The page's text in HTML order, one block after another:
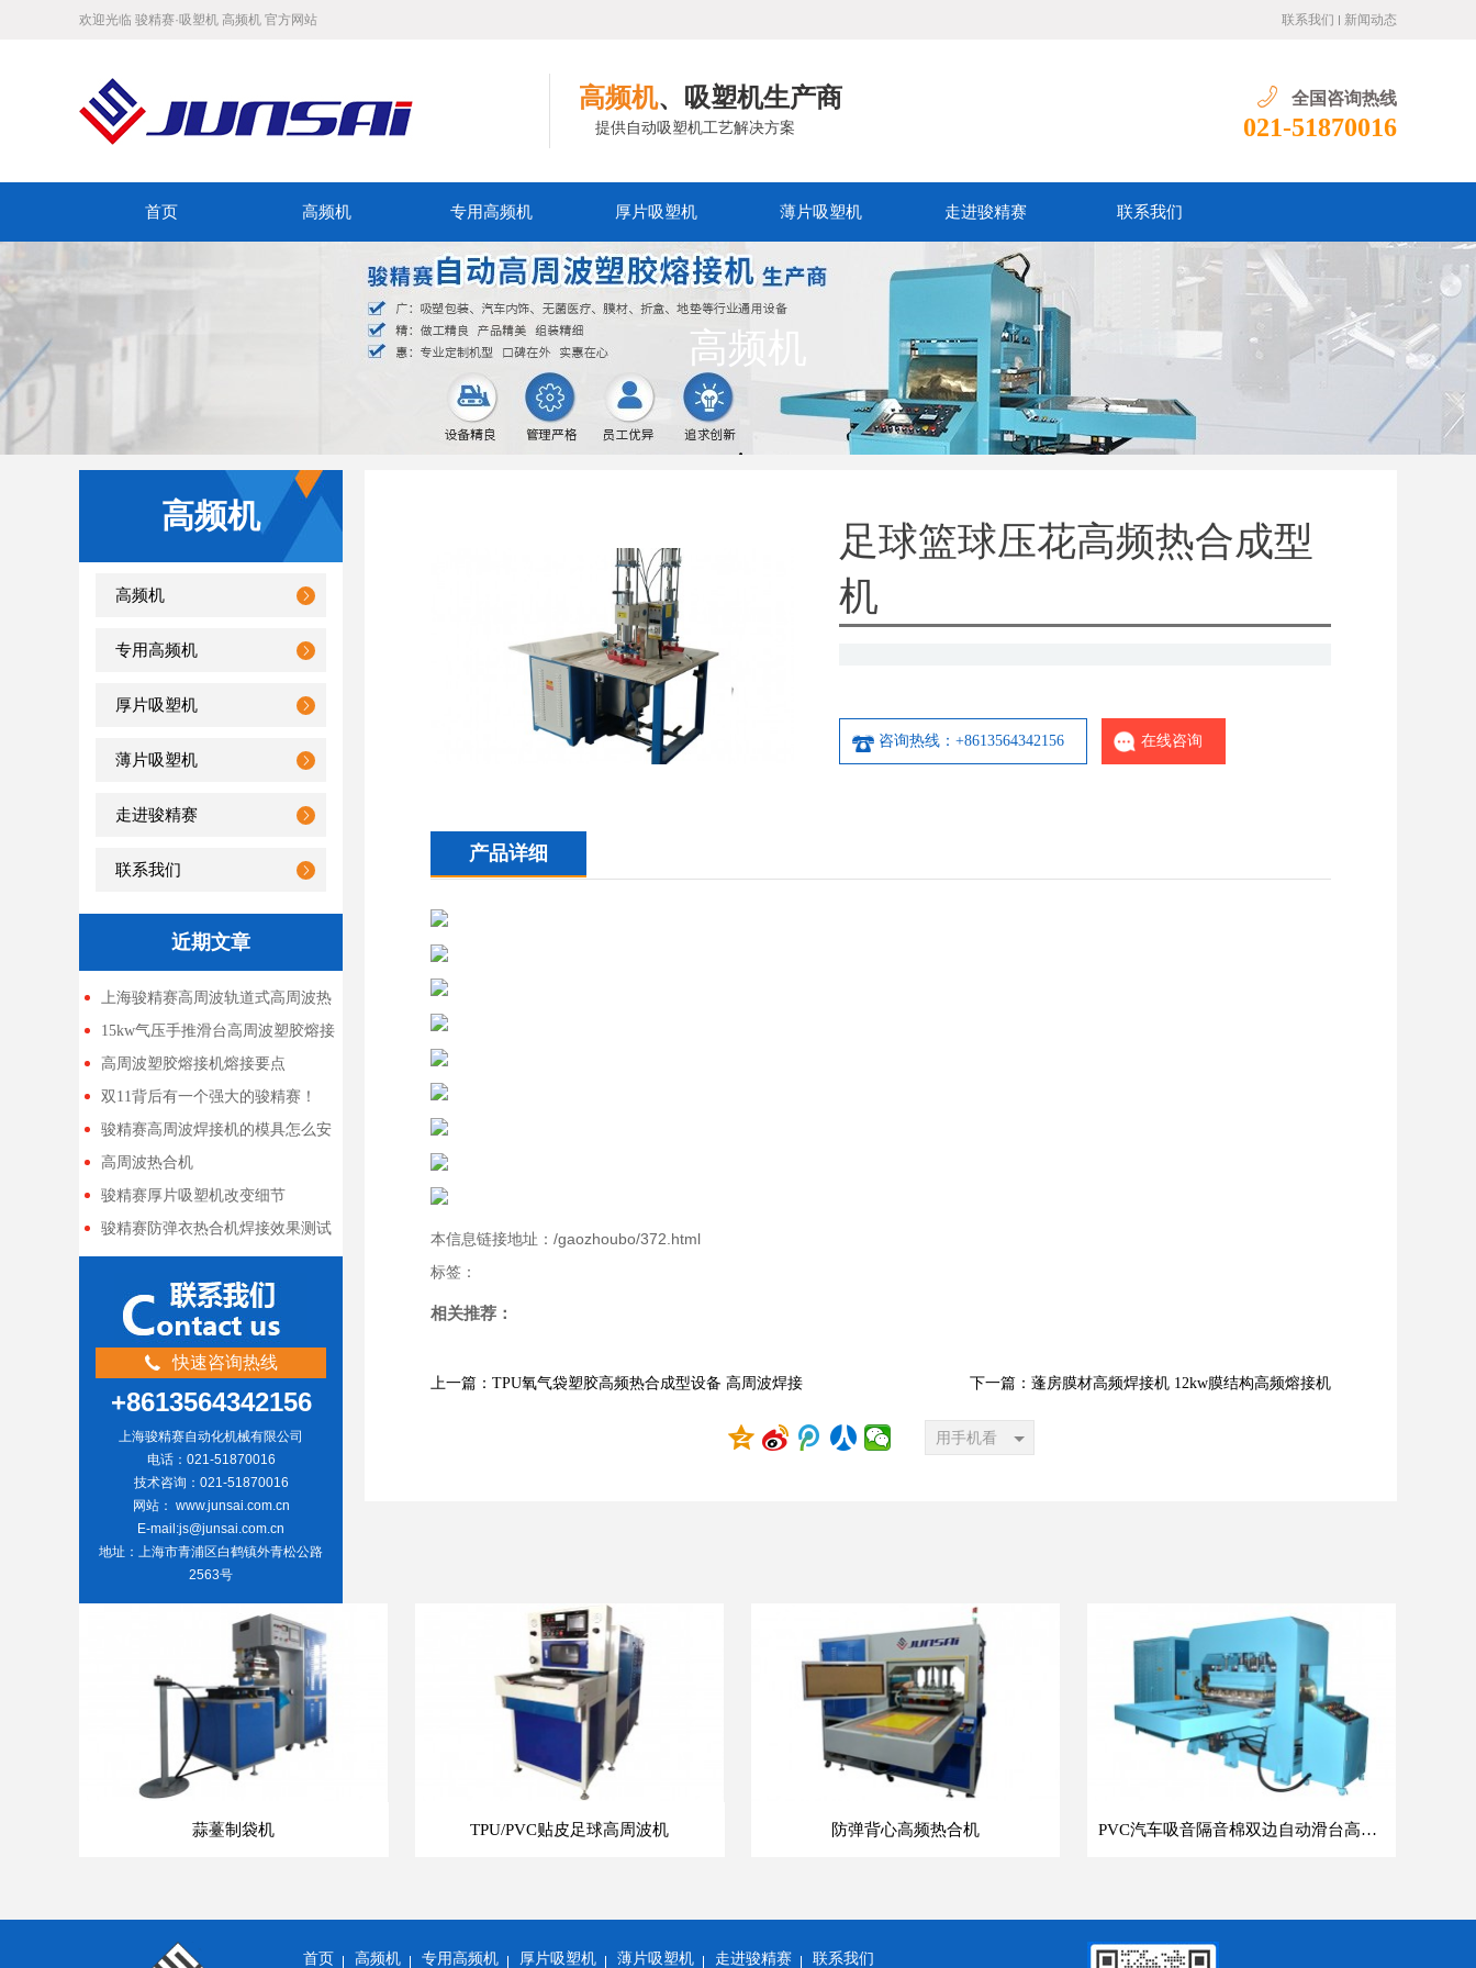
欢迎光临 骏精赛·吸塑机 高频机 官方网站 联系我们 新闻动态
高频机、吸塑机生产商
提供自动吸塑机工艺解决方案
全国咨询热线
021-51870016
首页 高频机 专用高频机 厚片吸塑机 薄片吸塑机 走进骏精赛 联系我们
高频机
高频机
高频机
专用高频机
厚片吸塑机
薄片吸塑机
走进骏精赛
联系我们
近期文章
上海骏精赛高周波轨道式高周波热
合机 关系到很多人升职加薪
15kw气压手推滑台高周波塑胶熔接
机 上海骏精赛生产
高周波塑胶熔接机熔接要点
双11背后有一个强大的骏精赛！
骏精赛高周波焊接机的模具怎么安
高周波热合机
骏精赛厚片吸塑机改变细节
骏精赛防弹衣热合机焊接效果测试
快速咨询热线
+8613564342156
上海骏精赛自动化机械有限公司
电话：021-51870016
技术咨询：021-51870016
网站： www.junsai.com.cn
E-mail:js@junsai.com.cn
地址：上海市青浦区白鹤镇外青松公路
2563号
足球篮球压花高频热合成型
机
咨询热线：+8613564342156 在线咨询
产品详细
本信息链接地址：/gaozhoubo/372.html
标签：
相关推荐：
上一篇：TPU氧气袋塑胶高频热合成型设备 高周波焊接 下一篇：蓬房膜材高频焊接机 12kw膜结构高频熔接机
用手机看
相关推荐
蒜薹制袋机 TPU/PVC贴皮足球高周波机 防弹背心高频热合机 PVC汽车吸音隔音棉双边自动滑台高频热合机
首页 高频机 专用高频机 厚片吸塑机 薄片吸塑机 走进骏精赛 联系我们